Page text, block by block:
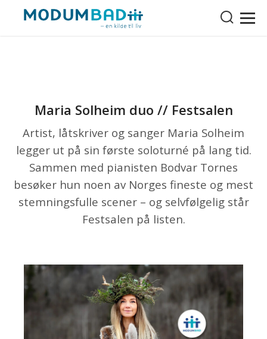
Maria Solheim duo // Festsalen
Artist, låtskriver og sanger Maria Solheim
legger ut på sin første soloturné på lang tid.
Sammen med pianisten Bodvar Tornes
besøker hun noen av Norges fineste og mest
stemningsfulle scener – og selvfølgelig står
Festsalen på listen.